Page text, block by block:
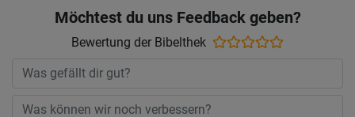
Möchtest du uns Feedback geben?
Bewertung der Bibelthek